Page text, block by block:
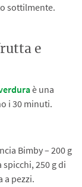
sottilmente.
e
è una
i 30 minuti.
Bimby – 200 g
250 g di
a pezzi.